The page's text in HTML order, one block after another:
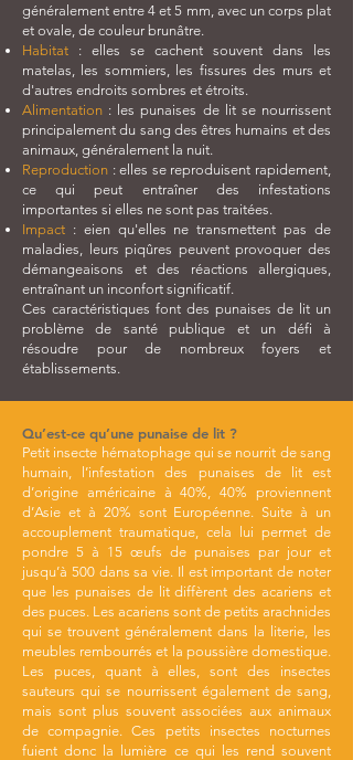
généralement entre 4 et 5 mm, avec un corps plat
et ovale, de couleur brunâtre.
Habitat : elles se cachent souvent dans les
matelas, les sommiers, les fissures des murs et
d'autres endroits sombres et étroits.
Alimentation : les punaises de lit se nourrissent
principalement du sang des êtres humains et des
animaux, généralement la nuit.
Reproduction : elles se reproduisent rapidement,
ce qui peut entraîner des infestations
importantes si elles ne sont pas traitées.
Impact : eien qu'elles ne transmettent pas de
maladies, leurs piqûres peuvent provoquer des
démangeaisons et des réactions allergiques,
entraînant un inconfort significatif.
Ces caractéristiques font des punaises de lit un
problème de santé publique et un défi à
résoudre pour de nombreux foyers et
établissements.
Qu’est-ce qu’une punaise de lit ?
Petit insecte hématophage qui se nourrit de sang
humain, l’infestation des punaises de lit est
d’origine américaine à 40%, 40% proviennent
d’Asie et à 20% sont Européenne. Suite à un
accouplement traumatique, cela lui permet de
pondre 5 à 15 œufs de punaises par jour et
jusqu’à 500 dans sa vie. Il est important de noter
que les punaises de lit diffèrent des acariens et
des puces. Les acariens sont de petits arachnides
qui se trouvent généralement dans la literie, les
meubles rembourrés et la poussière domestique.
Les puces, quant à elles, sont des insectes
sauteurs qui se nourrissent également de sang,
mais sont plus souvent associées aux animaux
de compagnie. Ces petits insectes nocturnes
fuient donc la lumière ce qui les rend souvent